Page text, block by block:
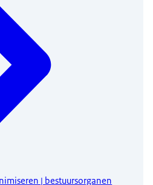
| bestuursorganen